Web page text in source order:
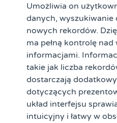
Umożliwia on
danych, wyszukiwanie
nowych rekordów.
ma pełną kontrolę
informacjami.
takie jak liczba
dostarczają
dotyczących
układ interfejsu
intuicyjny i łatwy w